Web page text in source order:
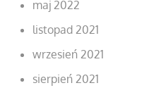
maj 2022
listopad 2021
wrzesień 2021
sierpień 2021